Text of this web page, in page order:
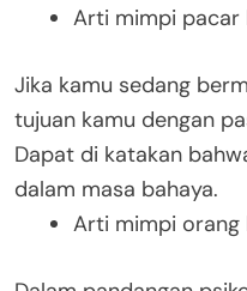
Arti mimpi pacar
Jika kamu sedang
tujuan kamu dengan
Dapat di katakan
dalam masa bahaya.
Arti mimpi orang